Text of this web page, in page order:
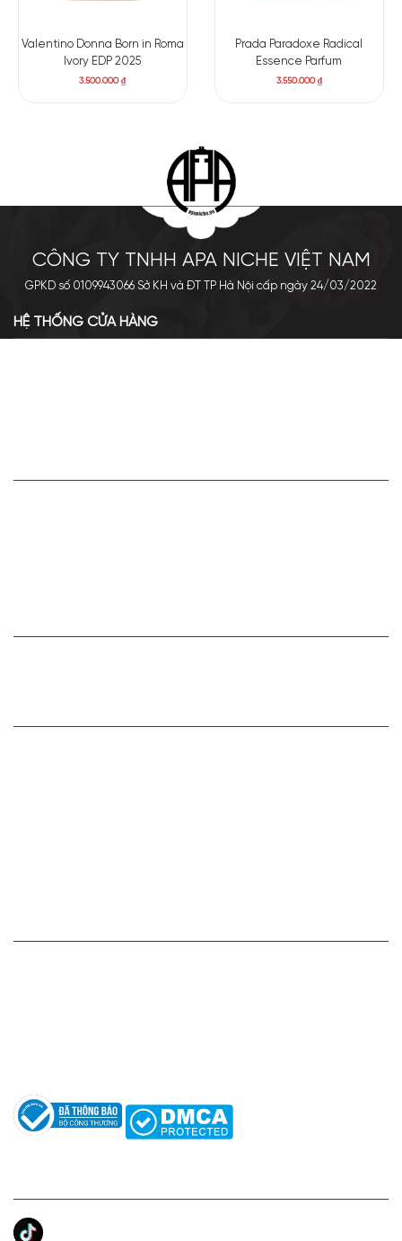
Valentino Donna Born in Roma
Ivory EDP 2025
3.500.000₫
Prada Paradoxe Radical
Essence Parfum
3.550.000₫
CÔNG TY TNHH APA NICHE VIỆT NAM
GPKD số 0109943066 Sở KH và ĐT TP Hà Nội cấp ngày 24/03/2022
HỆ THỐNG CỬA HÀNG